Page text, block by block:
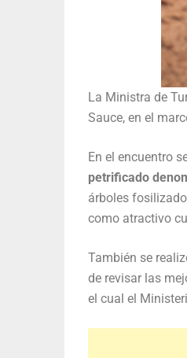
La Ministra de
Sauce, en el
En el encuentro
petrificado
árboles
como atractivo
También se
de revisar las
el cual el